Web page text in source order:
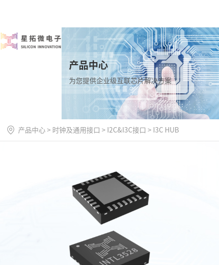
产品中心
为您提供企业级互联芯片解决方案
产品中心 > 时钟及通用接口 > I2C&I3C接口 > I3C HUB